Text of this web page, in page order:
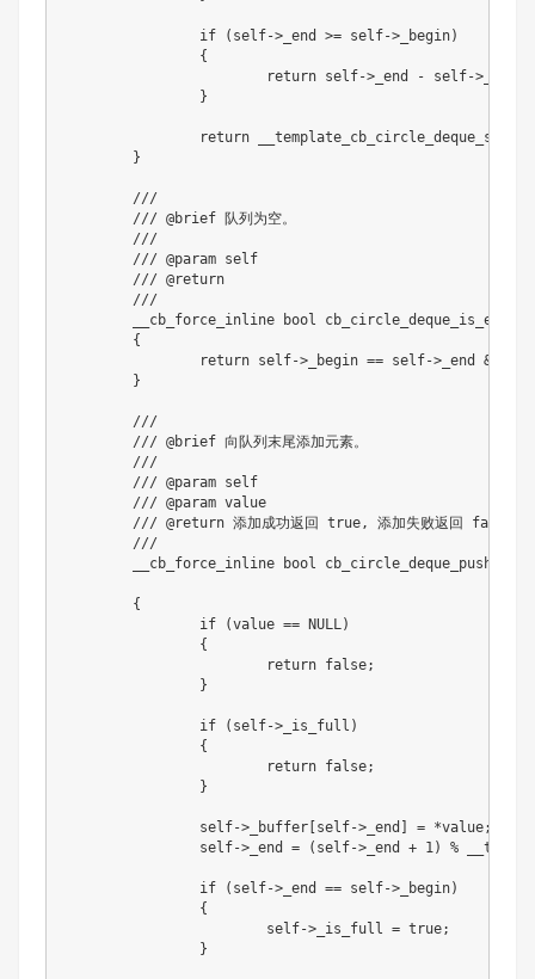
if ( self-> _end >= self-> _begin)
{
return self-> _end - self->
}
return __template_cb_circle_deque_size
}
///
/// @brief 队列为空。
///
/// @param self
/// @return
///
	__cb_force_inline
bool cb_circle_deque_is_empty
{
return self-> _begin == self-> _end &&
}
///
/// @brief 向队列末尾添加元素。
///
/// @param self
/// @param value
/// @return 添加成功返回 true, 添加失败返回 false.
///
	__cb_force_inline
bool cb_circle_deque_push_back
{
if
(value == NULL)
{
return false;
}
if ( self-> _is_full )
{
return false;
}
		self
-> _buffer self-> _end = *value;
		self
-> _end = ( self-> _end + 1) %
if ( self-> _end == self-> _begin)
{
			self
-> _is_full = true;
}